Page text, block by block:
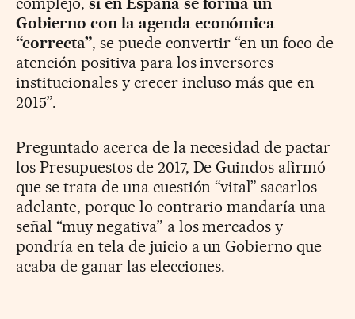
Gobierno con la agenda económica
“correcta”, se puede convertir “en un foco de
atención positiva para los inversores
institucionales y crecer incluso más que en
2015”.
Preguntado acerca de la necesidad de pactar
los Presupuestos de 2017, De Guindos afirmó
que se trata de una cuestión “vital” sacarlos
adelante, porque lo contrario mandaría una
señal “muy negativa” a los mercados y
pondría en tela de juicio a un Gobierno que
acaba de ganar las elecciones.